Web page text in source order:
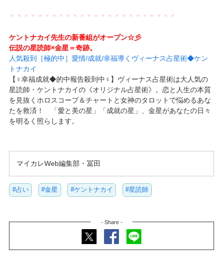
＊＊＊＊＊＊＊＊＊＊＊＊＊＊＊＊＊＊＊＊＊＊＊＊
ケントナカイ先生の新番組がオープン☆彡
伝説の星読師×金星＝奇跡。
人気殺到［極的中］愛情/成就/幸福導くヴィーナス占星術◆ケン
トナカイ
【♀幸福成就◆的中報告殺到中♀】ヴィーナス占星術は大人気の
星読師・ケントナカイの《オリジナル占星術》。恋と人生の本質
を見抜くホロスコープ＆チャートと女神のタロットで悩めるあな
たを救済！ 「愛と美の星」「成就の星」、金星があなたの日々
を明るく照らします。
マイカレWeb編集部・冨田
#占い #金星 #ケントナカイ #星読師
- Share -